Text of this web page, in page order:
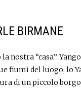
BIRMANE
nostra “casa”.
fiumi del luogo, lo
di un piccolo